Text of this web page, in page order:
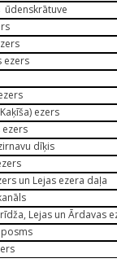
ūdenskrātuve
ezers
ezers
ezers
dīķis
un Lejas ezera daļa
Lejas un Ārdavas